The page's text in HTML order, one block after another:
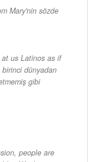
Mary'nin sözde
us Latinos as if
birinci dünyadan
gibi
people are